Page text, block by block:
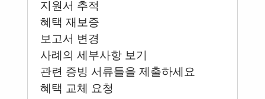
지원서 추적
혜택 재보증
보고서 변경
사례의 세부사항 보기
관련 증빙 서류들을 제출하세요
혜택 교체 요청